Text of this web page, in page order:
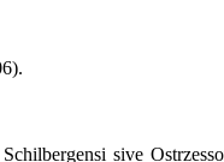
sive